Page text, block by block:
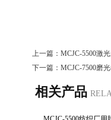
上一篇： MCJC-5500激
下一篇： MCJC-7500磨
相关产品